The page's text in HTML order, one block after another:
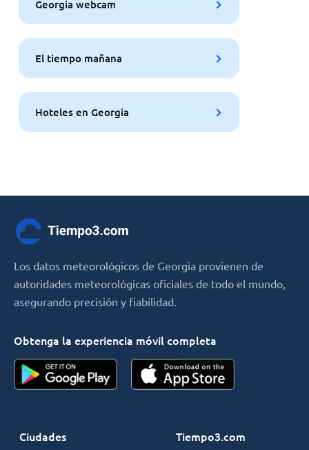
Georgia webcam
El tiempo mañana
Hoteles en Georgia
Los datos meteorológicos de Georgia provienen de
autoridades meteorológicas oficiales de todo el mundo,
asegurando precisión y fiabilidad.
Obtenga la experiencia móvil completa
Ciudades Tiempo3.com